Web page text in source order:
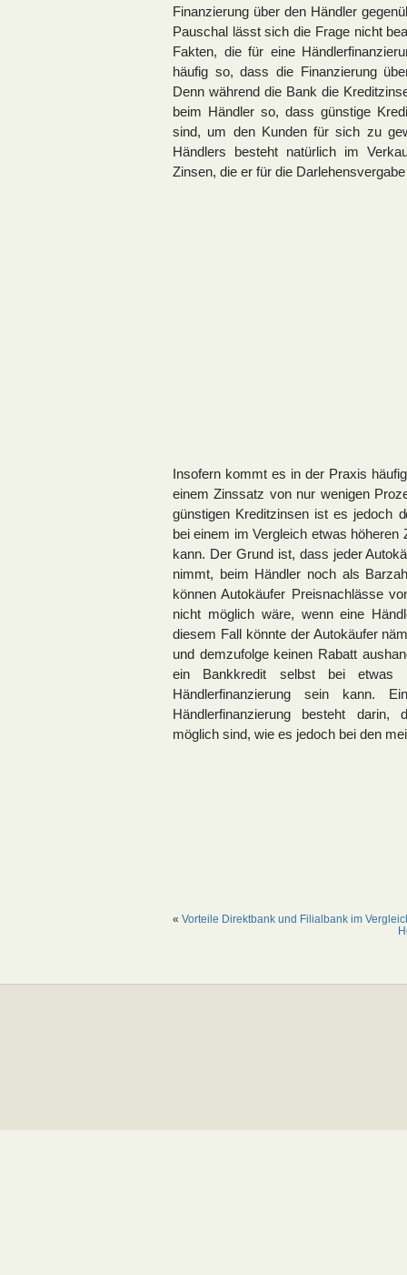
Finanzierung über den Händler
Pauschal lässt sich die Frage nicht
Fakten, die für eine
häufig so, dass die Finanzierung
Denn während die Bank die
beim Händler so, dass günstige
sind, um den Kunden für sich zu
Händlers besteht natürlich im
Zinsen, die er für die
Insofern kommt es in der Praxis
einem Zinssatz von nur wenigen
günstigen Kreditzinsen ist es jedoch
bei einem im Vergleich etwas
kann. Der Grund ist, dass jeder
nimmt, beim Händler noch als
können Autokäufer Preisnachlässe
nicht möglich wäre, wenn eine
diesem Fall könnte der Autokäufer
und demzufolge keinen Rabatt
ein Bankkredit selbst bei etwas
Händlerfinanzierung sein kann.
Händlerfinanzierung besteht darin,
möglich sind, wie es jedoch bei den
« Vorteile Direktbank und Filialbank im